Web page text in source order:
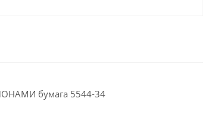
бумага 5544-34